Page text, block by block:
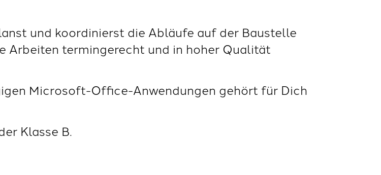
und koordinierst die Abläufe auf der Baustelle
Arbeiten termingerecht und in hoher Qualität
Microsoft-Office-Anwendungen gehört für Dich
Klasse B.